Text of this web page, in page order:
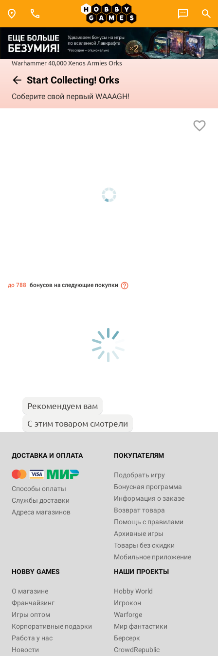
Warhammer 40,000Xenos ArmiesOrks
Start Collecting! Orks
Соберите свой первый WAAAGH!
до 788 бонусов на следующие покупки
Рекомендуем вам
С этим товаром смотрели
ДОСТАВКА И ОПЛАТА
Способы оплаты
Службы доставки
Адреса магазинов
ПОКУПАТЕЛЯМ
Подобрать игру
Бонусная программа
Информация о заказе
Возврат товара
Помощь с правилами
Архивные игры
Товары без скидки
Мобильное приложение
HOBBY GAMES
О магазине
Франчайзинг
Игры оптом
Корпоративные подарки
Работа у нас
Новости
НАШИ ПРОЕКТЫ
Hobby World
Игрокон
Warforge
Мир фантастики
Берсерк
CrowdRepublic